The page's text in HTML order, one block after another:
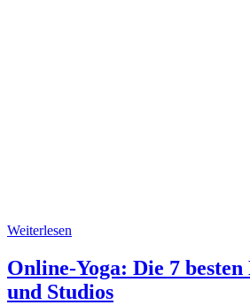
Weiterlesen
Online-Yoga: Die 7
und Studios